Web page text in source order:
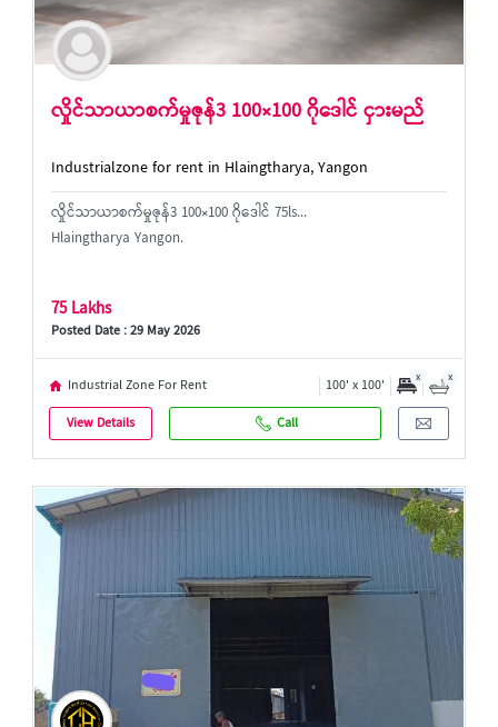
လှိုင်သာယာစက်မှုဇုန်3 100×100 ဂိုဒေါင် ငှားမည်
Industrialzone for rent in Hlaingtharya, Yangon
လှိုင်သာယာစက်မှုဇုန်3 100×100 ဂိုဒေါင် 75ls...
Hlaingtharya Yangon.
75 Lakhs
Posted Date : 29 May 2026
Industrial Zone For Rent 100' x 100' x x
View Details Call